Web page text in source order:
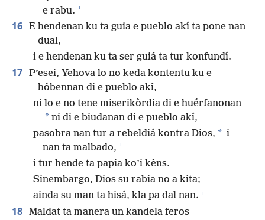
e rabu. +
16 E hendenan ku ta guia e pueblo akí ta pone nan
dual,
i e hendenan ku ta ser guiá ta tur konfundí.
17 P’esei, Yehova lo no keda kontentu ku e
hóbennan di e pueblo akí,
ni lo e no tene miserikòrdia di e huérfanonan
* ni di e biudanan di e pueblo akí,
pasobra nan tur a rebeldiá kontra Dios, * i
nan ta malbado, +
i tur hende ta papia ko’i kèns.
Sinembargo, Dios su rabia no a kita;
ainda su man ta hisá, kla pa dal nan. +
18 Maldat ta manera un kandela feros